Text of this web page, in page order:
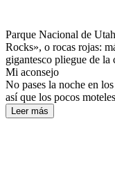
Parque Nacional de
Rocks», o rocas rojas:
gigantesco pliegue de la
Mi aconsejo
No pases la noche en
así que los pocos
Leer más